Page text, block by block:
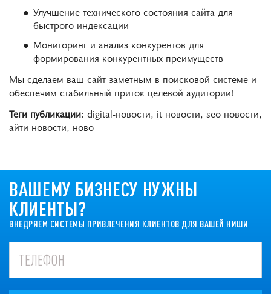
Улучшение технического состояния сайта для
быстрого индексации
Мониторинг и анализ конкурентов для
формирования конкурентных преимуществ
Мы сделаем ваш сайт заметным в поисковой системе и
обеспечим стабильный приток целевой аудитории!
Теги публикации: digital-новости, it новости, seo новости,
айти новости, ново
ВАШЕМУ БИЗНЕСУ НУЖНЫ
КЛИЕНТЫ?
ВНЕДРЯЕМ СИСТЕМЫ ПРИВЛЕЧЕНИЯ КЛИЕНТОВ ДЛЯ ВАШЕЙ НИШИ